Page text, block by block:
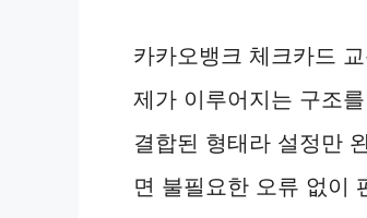
카카오뱅크 체크카드
제가 이루어지는 구조
결합된 형태라 설정만
면 불필요한 오류 없이